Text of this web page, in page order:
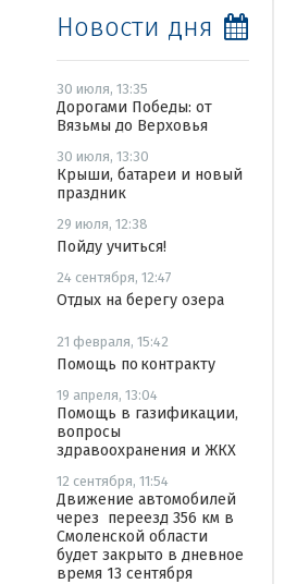
Новости дня
30 июля, 13:35
Дорогами Победы: от
Вязьмы до Верховья
30 июля, 13:30
Крыши, батареи и новый
праздник
29 июля, 12:38
Пойду учиться!
24 сентября, 12:47
Отдых на берегу озера
21 февраля, 15:42
Помощь по контракту
19 апреля, 13:04
Помощь в газификации,
вопросы
здравоохранения и ЖКХ
12 сентября, 11:54
Движение автомобилей
через переезд 356 км в
Смоленской области
будет закрыто в дневное
время 13 сентября